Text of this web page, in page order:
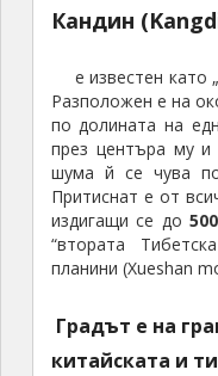
Кандин
е известен като
Разположен е на
по долината на
през центъра му и
шума й се чува
Притиснат е от
издигащи се до
“втората
планини (Xueshan
Градът е на
китайската и